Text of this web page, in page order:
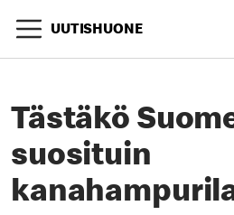
UUTISHUONE
Tästäkö
suosituin